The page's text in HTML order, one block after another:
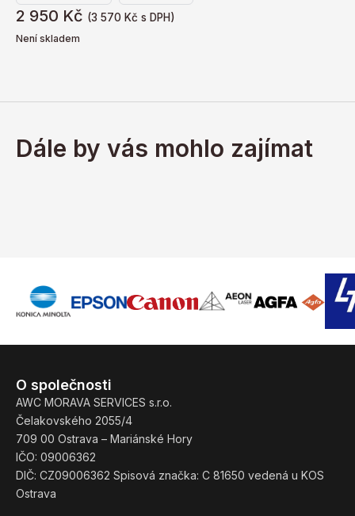
2 950 Kč (3 570 Kč s DPH)
Není skladem
Dále by vás mohlo zajímat
O společnosti
AWC MORAVA SERVICES s.r.o.
Čelakovského 2055/4
709 00 Ostrava – Mariánské Hory
IČO: 09006362
DIČ: CZ09006362 Spisová značka: C 81650 vedená u KOS
Ostrava